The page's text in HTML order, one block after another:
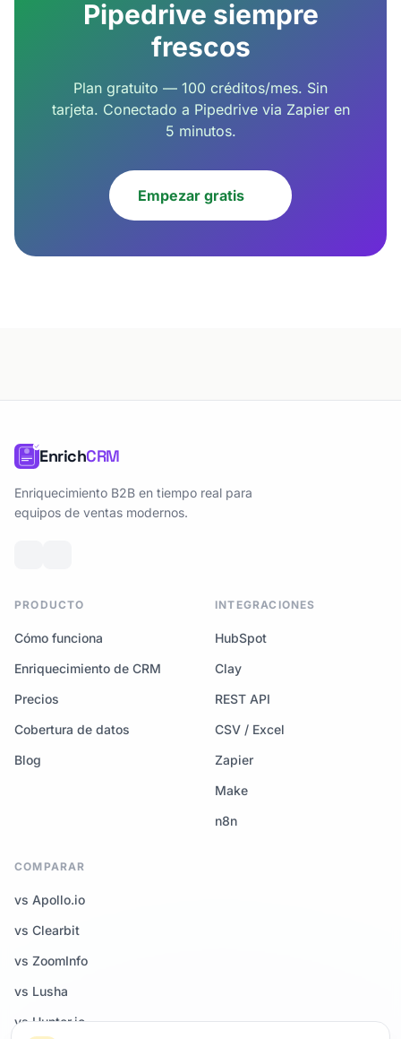
Pipedrive siempre
frescos
Plan gratuito — 100 créditos/mes. Sin
tarjeta. Conectado a Pipedrive via Zapier en
5 minutos.
Empezar gratis
EnrichCRM
Enriquecimiento B2B en tiempo real para
equipos de ventas modernos.
PRODUCTO
Cómo funciona
Enriquecimiento de CRM
Precios
Cobertura de datos
Blog
INTEGRACIONES
HubSpot
Clay
REST API
CSV / Excel
Zapier
Make
n8n
COMPARAR
vs Apollo.io
vs Clearbit
vs ZoomInfo
vs Lusha
vs Hunter.io